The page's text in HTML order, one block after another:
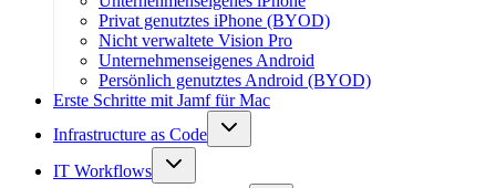
Privat genutztes iPhone (BYOD)
Nicht verwaltete Vision Pro
Unternehmenseigenes Android
Persönlich genutztes Android (BYOD)
Erste Schritte mit Jamf für Mac
Infrastructure as Code
IT Workflows